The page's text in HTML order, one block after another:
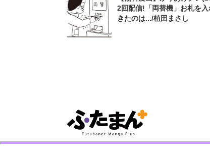
2回配信!「両替機」お札を入
きたのは.../植田まさし